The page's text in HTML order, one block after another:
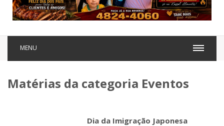
MENU
Matérias da categoria Eventos
Dia da Imigração Japonesa